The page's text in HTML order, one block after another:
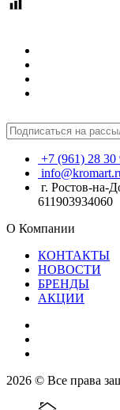
+7 (961) 28 30
г. Ростов-
611903934060
О Компании
КОНТАКТЫ
НОВОСТИ
БРЕНДЫ
АКЦИИ
2026 © Все права